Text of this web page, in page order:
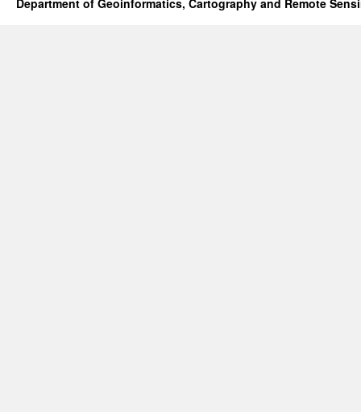
Department of Geoinformatics, Cartography and Remote